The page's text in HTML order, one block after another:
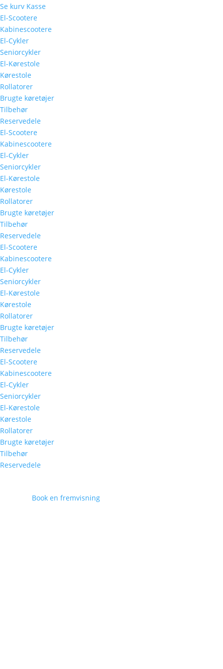
Se kurv Kasse
El-Scootere
Kabinescootere
El-Cykler
Seniorcykler
El-Kørestole
Kørestole
Rollatorer
Brugte køretøjer
Tilbehør
Reservedele
El-Scootere
Kabinescootere
El-Cykler
Seniorcykler
El-Kørestole
Kørestole
Rollatorer
Brugte køretøjer
Tilbehør
Reservedele
El-Scootere
Kabinescootere
El-Cykler
Seniorcykler
El-Kørestole
Kørestole
Rollatorer
Brugte køretøjer
Tilbehør
Reservedele
El-Scootere
Kabinescootere
El-Cykler
Seniorcykler
El-Kørestole
Kørestole
Rollatorer
Brugte køretøjer
Tilbehør
Reservedele
Book en fremvisning